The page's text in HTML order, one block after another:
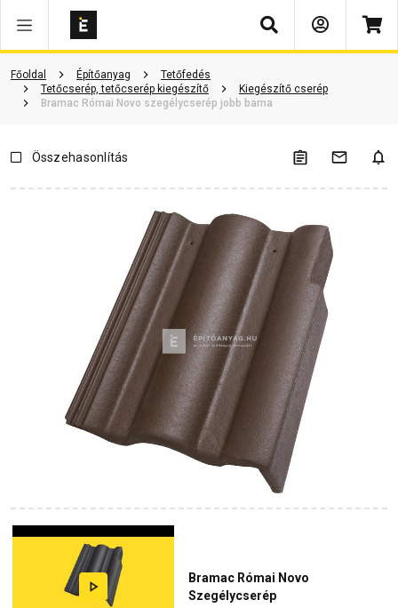
Keresés
Főoldal Építőanyag
Tetőfedés
Tetőcserép, tetőcserép kiegészítő
Kiegészítő cserép
Bramac Római Novo szegélycserép jobb barna
Dokumentumok Kérdések és válaszok
Bramac Római Novo
Szegélycserép
Összehasonlítás